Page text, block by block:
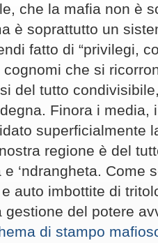
che la mafia non è
è soprattutto un
fatto di “privilegi,
che si
del tutto
Finora i media,
superficialmente
regione è del
‘ndrangheta. Come
auto imbottite di
gestione del potere
di stampo